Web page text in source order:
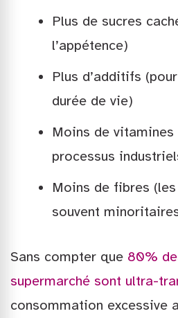
Plus de sucres
l’appétence)
Plus d’additifs
durée de vie)
Moins de
processus
Moins de fibres
souvent
Sans compter que 80%
supermarché sont ultra-
consommation excessive